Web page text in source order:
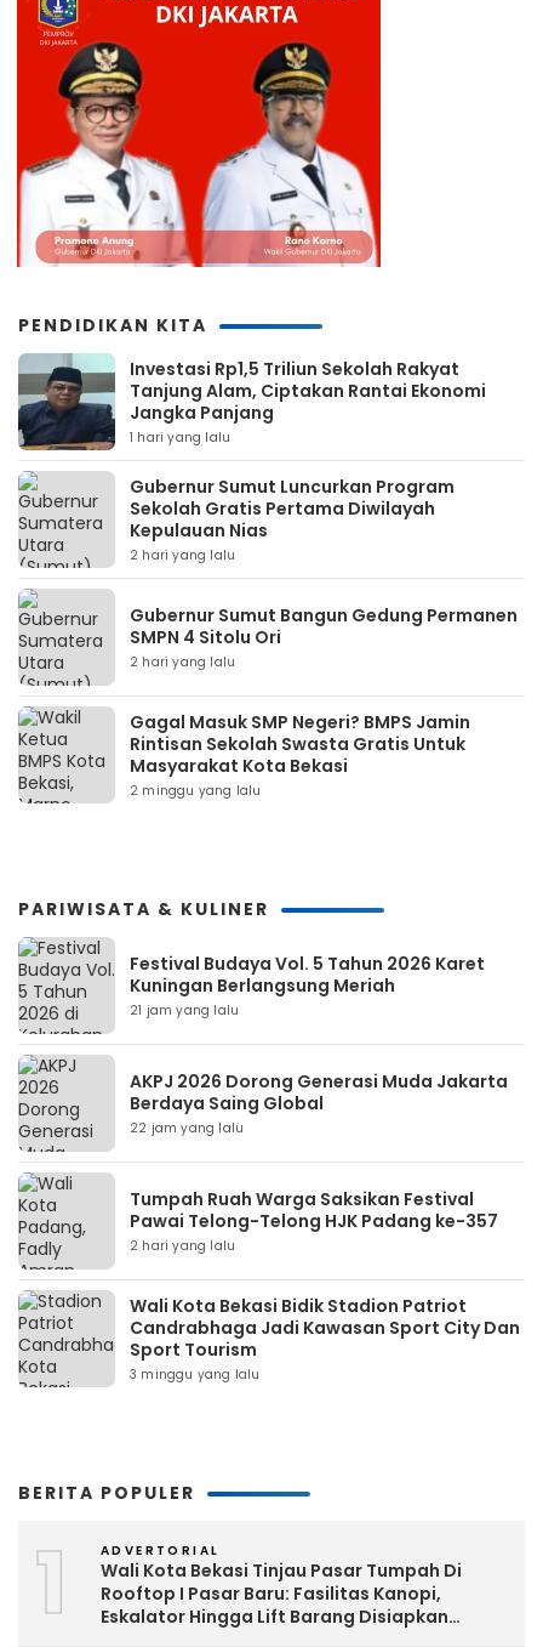
PENDIDIKAN KITA
Investasi Rp1,5 Triliun Sekolah Rakyat
Tanjung Alam, Ciptakan Rantai Ekonomi
Jangka Panjang
1 hari yang lalu
Gubernur Sumut Luncurkan Program
Sekolah Gratis Pertama Diwilayah
Kepulauan Nias
2 hari yang lalu
Gubernur Sumut Bangun Gedung Permanen
SMPN 4 Sitolu Ori
2 hari yang lalu
Gagal Masuk SMP Negeri? BMPS Jamin
Rintisan Sekolah Swasta Gratis Untuk
Masyarakat Kota Bekasi
2 minggu yang lalu
PARIWISATA & KULINER
Festival Budaya Vol. 5 Tahun 2026 Karet
Kuningan Berlangsung Meriah
21 jam yang lalu
AKPJ 2026 Dorong Generasi Muda Jakarta
Berdaya Saing Global
22 jam yang lalu
Tumpah Ruah Warga Saksikan Festival
Pawai Telong-Telong HJK Padang ke-357
2 hari yang lalu
Wali Kota Bekasi Bidik Stadion Patriot
Candrabhaga Jadi Kawasan Sport City Dan
Sport Tourism
3 minggu yang lalu
BERITA POPULER
1 ADVERTORIAL
Wali Kota Bekasi Tinjau Pasar Tumpah Di
Rooftop I Pasar Baru: Fasilitas Kanopi,
Eskalator Hingga Lift Barang Disiapkan